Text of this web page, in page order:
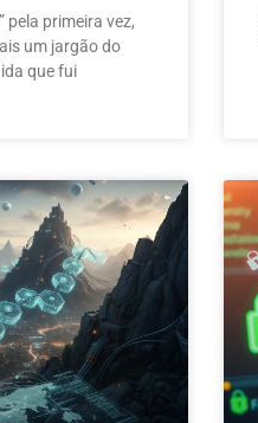
pela primeira vez,
um jargão do
que fui